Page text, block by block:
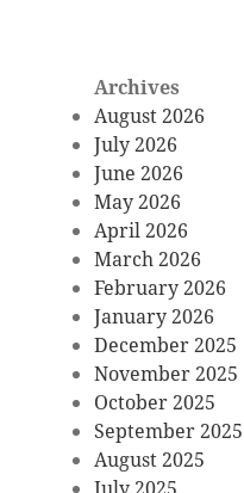
Archives
August 2026
July 2026
June 2026
May 2026
April 2026
March 2026
February 2026
January 2026
December 2025
November 2025
October 2025
September 2025
August 2025